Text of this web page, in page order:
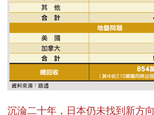
沉淪二十年，日本仍未找到新方向